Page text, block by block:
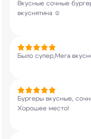
Вкусные сочные
вкуснятина ☺
Было супер,Мега
Бургеры вкусные,
Хорошее место!